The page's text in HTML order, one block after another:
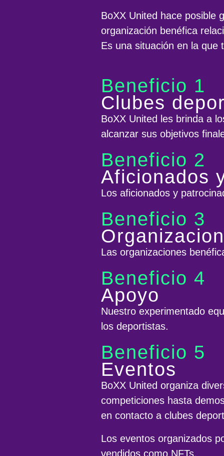
BoXX United hace posible
organización benéfica
Es una situación en la que
Beneficio 1
Clubes
BoXX United les brinda a
alcanzar sus objetivos
Beneficio 2
Aficionados
Los aficionados y
Beneficio 3
Las organizaciones
Beneficio 4
Apoyo
Nuestro experimentado
los deportistas.
Beneficio 5
Eventos
BoXX United organiza
competiciones hasta
en contacto a clubes
Los eventos organizados
vendidos como NFTs.